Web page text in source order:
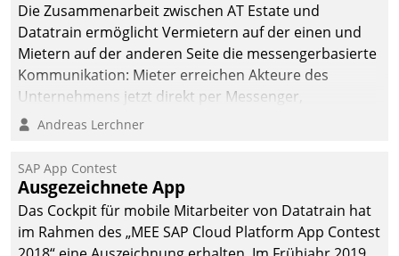
Die Zusammenarbeit zwischen AT Estate und
Datatrain ermöglicht Vermietern auf der einen und
Mietern auf der anderen Seite die messengerbasierte
Kommunikation: Mieter erreichen Akteure des
Unternehmens jetzt direkt per Messenger,
Mitarbeiter oder Dienstleister empfangen oder
Andreas Lerchner
SAP App Contest
Ausgezeichnete App
Das Cockpit für mobile Mitarbeiter von Datatrain hat
im Rahmen des „MEE SAP Cloud Platform App Contest